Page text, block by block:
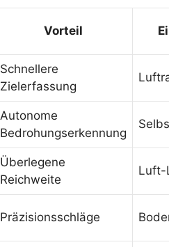
Vorteil
Schnellere
Zielerfassung
Autonome
Bedrohungserkennung
Überlegene
Reichweite
Luft-
Präzisionsschläge